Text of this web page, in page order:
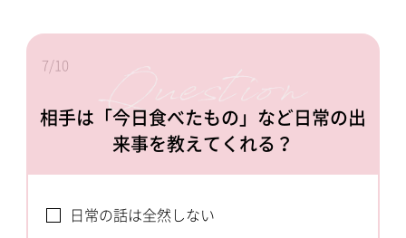
7/10
相手は「今日食べたもの」など日常の出
来事を教えてくれる？
日常の話は全然しない